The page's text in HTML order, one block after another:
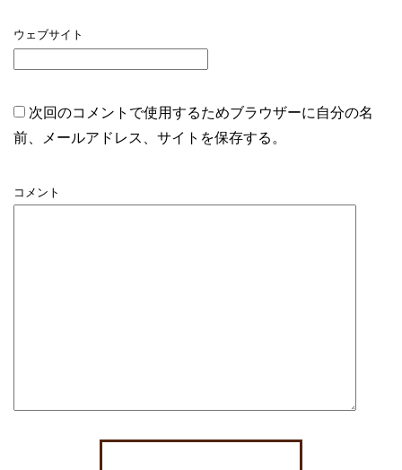
ウェブサイト
次回のコメントで使用するためブラウザーに自分の名
前、メールアドレス、サイトを保存する。
コメント